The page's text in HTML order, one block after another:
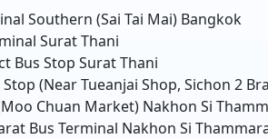
Southern (Sai Tai Mai) Bangkok
Surat Thani
Bus Stop Surat Thani
(Near Tueanjai Shop, Sichon 2
Chuan Market) Nakhon Si
Bus Terminal Nakhon Si